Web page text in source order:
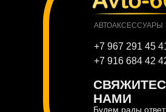
Будем рады
НАМИ
АВТОАКСЕССУАРЫ
+7 967 291 45
+7 916 684 42